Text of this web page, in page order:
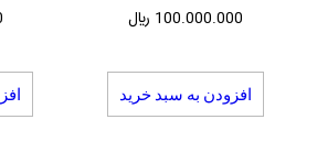
100.000.000 ﷼
افزودن به سبد خرید